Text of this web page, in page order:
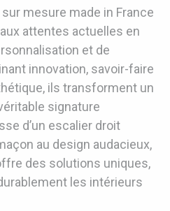
mesure made in France
attentes actuelles en
et de
innovation, savoir-faire
ils transforment un
signature
d’un escalier droit
au design audacieux,
des solutions uniques,
les intérieurs